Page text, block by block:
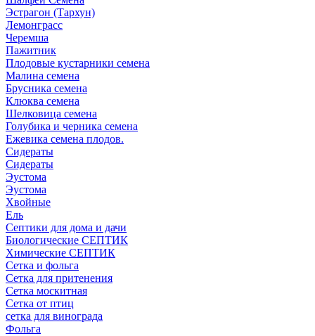
Эстрагон (Тархун)
Лемонграсс
Черемша
Пажитник
Плодовые кустарники семена
Малина семена
Брусника семена
Клюква семена
Шелковица семена
Голубика и черника семена
Ежевика семена плодов.
Сидераты
Сидераты
Эустома
Эустома
Хвойные
Ель
Септики для дома и дачи
Биологические СЕПТИК
Химические СЕПТИК
Сетка и фольга
Сетка для притенения
Сетка москитная
Сетка от птиц
сетка для винограда
Фольга